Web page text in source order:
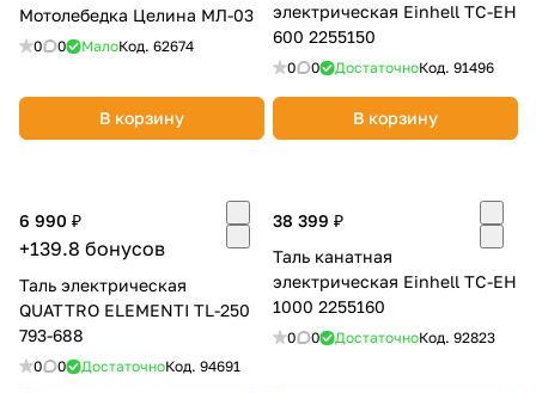
Мотолебедка Целина МЛ-03
0 0 МалоКод. 62674
В корзину
электрическая Einhell TC-EH
600 2255150
0 0 ДостаточноКод. 91496
В корзину
6 990 ₽
+139.8 бонусов
Таль электрическая
QUATTRO ELEMENTI TL-250
793-688
0 0 ДостаточноКод. 94691
38 399 ₽
Таль канатная
электрическая Einhell TC-EH
1000 2255160
0 0 ДостаточноКод. 92823
Оплачивайте сегодня только
% картой любого банка
Оставшиеся
% будут
списываться
с вашей карты
по25%каждые 2 недели